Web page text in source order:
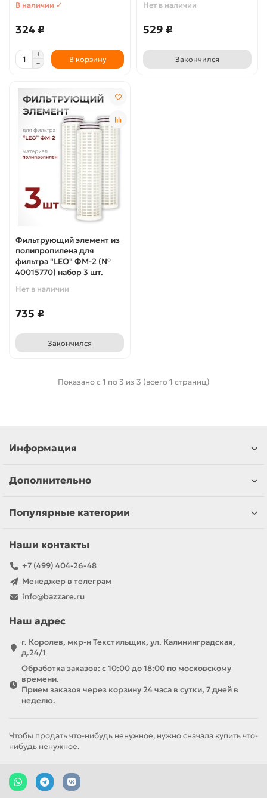
В наличии ✓
324 ₽
В корзину
Нет в наличии
529 ₽
Закончился
Фильтрующий элемент из
полипропилена для
фильтра "LEO" ФМ-2 (№
40015770) набор 3 шт.
Нет в наличии
735 ₽
Закончился
Показано с 1 по 3 из 3 (всего 1 страниц)
Информация
Дополнительно
Популярные категории
Наши контакты
+7 (499) 404-26-48
Менеджер в телеграм
info@bazzare.ru
Наш адрес
г. Королев, мкр-н Текстильщик, ул. Калининградская,
д.24/1
Обработка заказов: с 10:00 до 18:00 по московскому
времени.
Прием заказов через корзину 24 часа в сутки, 7 дней в
неделю.
Чтобы продать что-нибудь ненужное, нужно сначала купить что-
нибудь ненужное.